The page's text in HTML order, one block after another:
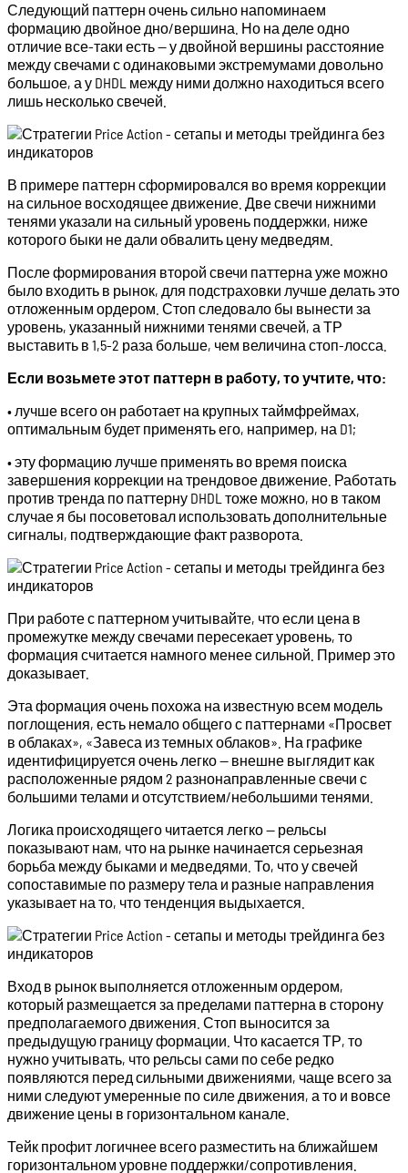
Следующий паттерн очень сильно напоминаем
формацию двойное дно/вершина. Но на деле одно
отличие все-таки есть — у двойной вершины расстояние
между свечами с одинаковыми экстремумами довольно
большое, а у DHDL между ними должно находиться всего
лишь несколько свечей.
В примере паттерн сформировался во время коррекции
на сильное восходящее движение. Две свечи нижними
тенями указали на сильный уровень поддержки, ниже
которого быки не дали обвалить цену медведям.
После формирования второй свечи паттерна уже можно
было входить в рынок, для подстраховки лучше делать это
отложенным ордером. Стоп следовало бы вынести за
уровень, указанный нижними тенями свечей, а ТР
выставить в 1,5-2 раза больше, чем величина стоп-лосса.
Если возьмете этот паттерн в работу, то учтите, что:
• лучше всего он работает на крупных таймфреймах,
оптимальным будет применять его, например, на D1;
• эту формацию лучше применять во время поиска
завершения коррекции на трендовое движение. Работать
против тренда по паттерну DHDL тоже можно, но в таком
случае я бы посоветовал использовать дополнительные
сигналы, подтверждающие факт разворота.
При работе с паттерном учитывайте, что если цена в
промежутке между свечами пересекает уровень, то
формация считается намного менее сильной. Пример это
доказывает.
Эта формация очень похожа на известную всем модель
поглощения, есть немало общего с паттернами «Просвет
в облаках», «Завеса из темных облаков». На графике
идентифицируется очень легко — внешне выглядит как
расположенные рядом 2 разнонаправленные свечи с
большими телами и отсутствием/небольшими тенями.
Логика происходящего читается легко — рельсы
показывают нам, что на рынке начинается серьезная
борьба между быками и медведями. То, что у свечей
сопоставимые по размеру тела и разные направления
указывает на то, что тенденция выдыхается.
Вход в рынок выполняется отложенным ордером,
который размещается за пределами паттерна в сторону
предполагаемого движения. Стоп выносится за
предыдущую границу формации. Что касается ТР, то
нужно учитывать, что рельсы сами по себе редко
появляются перед сильными движениями, чаще всего за
ними следуют умеренные по силе движения, а то и вовсе
движение цены в горизонтальном канале.
Тейк профит логичнее всего разместить на ближайшем
горизонтальном уровне поддержки/сопротивления.